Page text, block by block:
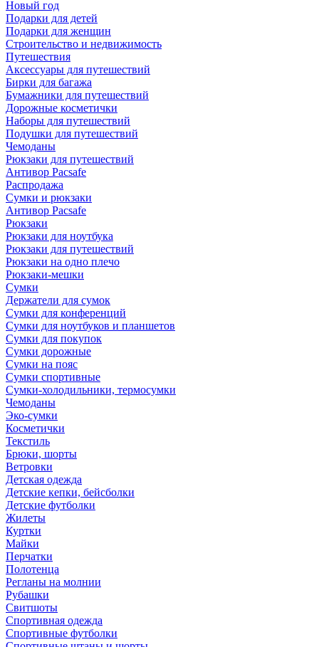
Новый год
Подарки для детей
Подарки для женщин
Строительство и недвижимость
Путешествия
Аксессуары для путешествий
Бирки для багажа
Бумажники для путешествий
Дорожные косметички
Наборы для путешествий
Подушки для путешествий
Чемоданы
Рюкзаки для путешествий
Антивор Pacsafe
Распродажа
Сумки и рюкзаки
Антивор Pacsafe
Рюкзаки
Рюкзаки для ноутбука
Рюкзаки для путешествий
Рюкзаки на одно плечо
Рюкзаки-мешки
Сумки
Держатели для сумок
Сумки для конференций
Сумки для ноутбуков и планшетов
Сумки для покупок
Сумки дорожные
Сумки на пояс
Сумки спортивные
Сумки-холодильники, термосумки
Чемоданы
Эко-сумки
Косметички
Текстиль
Брюки, шорты
Ветровки
Детская одежда
Детские кепки, бейсболки
Детские футболки
Жилеты
Куртки
Майки
Перчатки
Полотенца
Регланы на молнии
Рубашки
Свитшоты
Спортивная одежда
Спортивные футболки